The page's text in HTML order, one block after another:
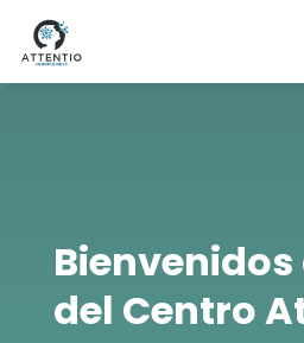
Bienvenidos
del Centro